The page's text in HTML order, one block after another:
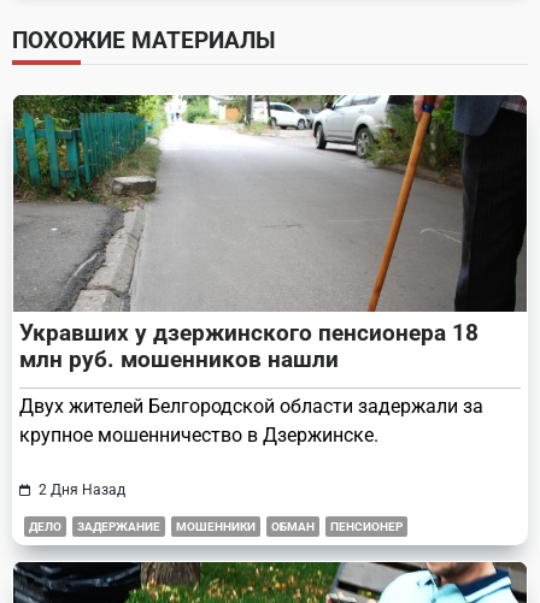
screen-
reader-
text">Page</span>
ПОХОЖИЕ МАТЕРИАЛЫ
Укравших у дзержинского пенсионера 18
млн руб. мошенников нашли
Двух жителей Белгородской области задержали за
крупное мошенничество в Дзержинске.
2 Дня Назад
ДЕЛО ЗАДЕРЖАНИЕ МОШЕННИКИ ОБМАН ПЕНСИОНЕР